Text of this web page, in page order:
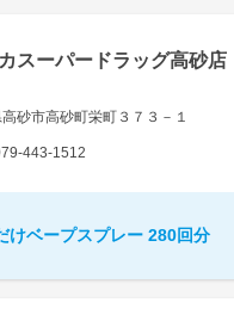
スーパードラッグ高砂店
砂市高砂町栄町３７３－１
443-1512
けベープスプレー 280回分